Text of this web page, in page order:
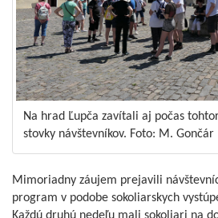
Na hrad Ľupča zavítali aj počas
stovky návštevníkov. Foto: M. Gončár
Mimoriadny záujem prejavili
program v podobe sokoliarskych